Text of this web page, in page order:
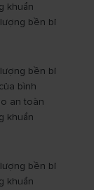
khuẩn
bền bỉ
bền bỉ
bình
an toàn
khuẩn
bền bỉ
khuẩn